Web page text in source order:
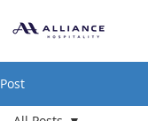
Post